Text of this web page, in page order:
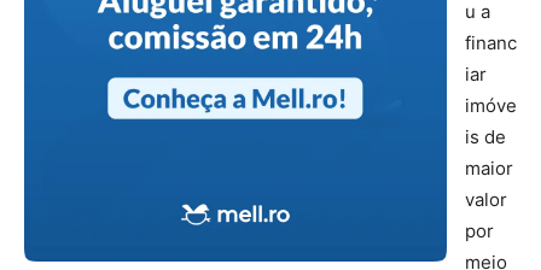
u a
financ
iar
imóve
is de
maior
valor
por
meio